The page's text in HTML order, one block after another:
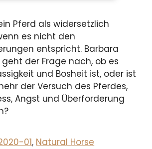
Pferd als widersetzlich
es nicht den
entspricht. Barbara
der Frage nach, ob es
und Bosheit ist, oder ist
der Versuch des Pferdes,
Angst und Überforderung
01, Natural Horse